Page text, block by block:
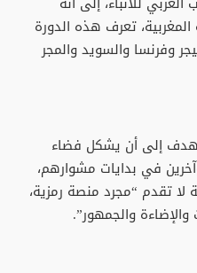
تعرف هذه الدورة
وفرنسا والسويد والمجر
إلى أن يشكل فضاء
في بدايات مشوارهم،
لا تقدم “مجرد منصة رمزية،
والجمهور”.